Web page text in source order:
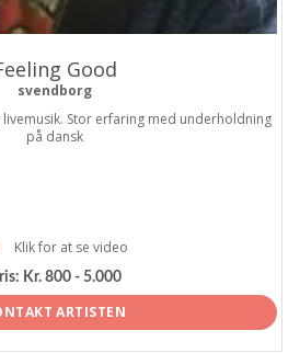
Good
svendborg
Stor erfaring med underholdning
på dansk
Klik for at se video
Kr. 800 - 5.000
ARTISTEN